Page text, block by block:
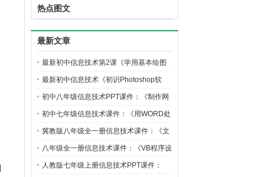
热点图文
最新文章
最新初中信息技术第2课《学用基本绘图
工具》课件
最新初中信息技术《初识Photoshop软
件》课件
初中八年级信息技术PPT课件：《制作网
页》
初中七年级信息技术课件：《用WORD处
理文字》
冀教版八年级全一册信息技术课件：《文
件操作控件》
八年级全一册信息技术课件：《VB程序设
计实战》冀教版
人教版七年级上册信息技术PPT课件：